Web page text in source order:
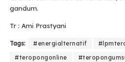
gandum.
Tr : Ami Prastyani
Tags: #energialternatif
#teropongonline